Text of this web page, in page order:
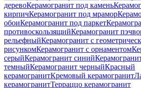
деревоКерамогранит под камень
кирпичКерамогранит под мрамор
обоиКерамогранит под паркет
противоскользящийКерамогранит
рельефныйКерамогранит с
рисункомКерамогранит с орнаментом
серыйКерамогранит синий
темныйКерамогранит черныйКрасный
керамогранитКремовый керамогранит
керамогранитТерраццо керамогранит